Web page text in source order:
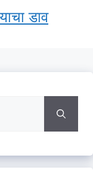
डाव